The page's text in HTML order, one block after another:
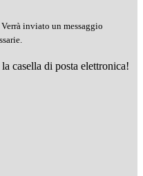
Verrà inviato un messaggio
casella di posta elettronica!